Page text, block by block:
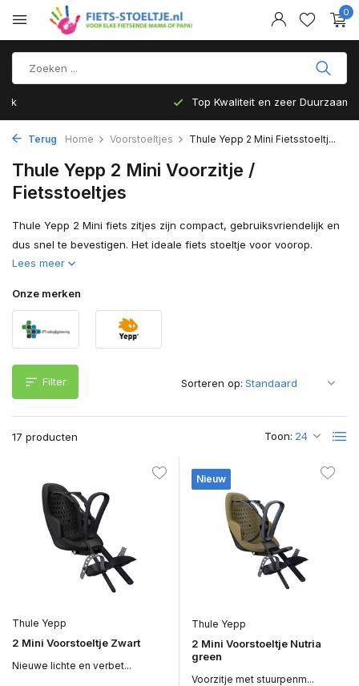
0
Top Kwaliteit en zeer Duurzaam
Terug Home Voorstoeltjes Thule Yepp 2 Mini Fietsstoeltj...
Thule Yepp 2 Mini Voorzitje /
Fietsstoeltjes
Thule Yepp 2 Mini fiets zitjes zijn compact, gebruiksvriendelijk en
dus snel te bevestigen. Het ideale fiets stoeltje voor voorop.
Lees meer
Onze merken
Filter
17 producten Toon:
Sorteren op:
Thule Yepp
2 Mini Voorstoeltje Zwart
Nieuwe lichte en verbet...
Nieuw
Thule Yepp
2 Mini Voorstoeltje Nutria
green
Voorzitje met stuurpenm...